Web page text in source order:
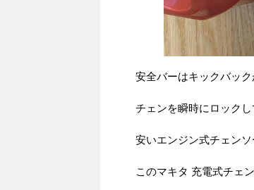
安全バーはキックバッ
チェンを瞬時にロックし
安いエンジン式チェン
このマキタ 充電式チェ